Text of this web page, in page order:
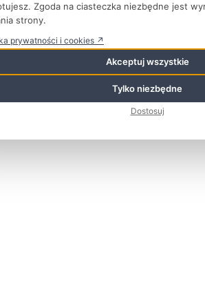
Zgoda na ciasteczka niezbędne jest
strony.
prywatności i cookies ↗
Akceptuj wszystkie
Tylko niezbędne
Dostosuj